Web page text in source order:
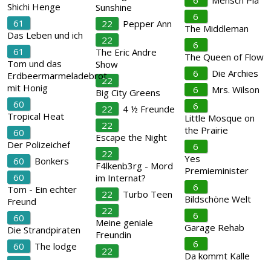
Shichi Henge
61
Das Leben und ich
61
Tom und das
Erdbeermarmeladebrot
mit Honig
60
Tropical Heat
60
Der Polizeichef
60
Bonkers
60
Tom - Ein echter
Freund
60
Die Strandpiraten
60
The lodge
Sunshine
22
Pepper Ann
22
The Eric Andre
Show
22
Big City Greens
22
4 ½ Freunde
22
Escape the Night
22
F4lkenb3rg - Mord
im Internat?
22
Turbo Teen
22
Meine geniale
Freundin
22
6
The Middleman
6
The Queen of Flow
6
Die Archies
6
Mrs. Wilson
6
Little Mosque on
the Prairie
6
Yes
Premieminister
6
Bildschöne Welt
6
Garage Rehab
6
Da kommt Kalle